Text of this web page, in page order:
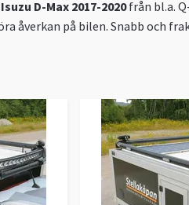
Isuzu D-Max 2017-2020från bl.a.
åverkan på bilen. Snabb och